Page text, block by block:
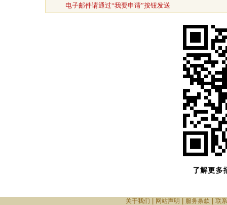
电子邮件请通过“我要申请”按钮发送
关于我们 网站声明 服务条款
联